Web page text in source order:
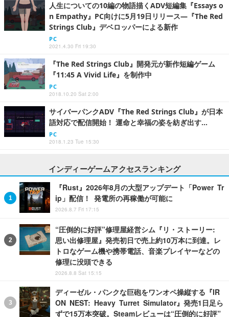
人生についての10編の物語描くADV短編集『Essays o
n Empathy』PC向けに5月19日リリース―『The Red
Strings Club』デベロッパーによる新作
PC
2021.4.30 Fri 19:30
『The Red Strings Club』開発元が新作短編ゲーム
『11:45 A Vivid Life』を制作中
PC
2018.10.20 Sat 2:00
サイバーパンクADV『The Red Strings Club』が日本
語対応で配信開始！ 運命と幸福の姿を紡ぎ出す…
PC
2018.1.23 Tue 15:30
インディーゲームアクセスランキング
『Rust』2026年8月の大型アップデート「Power Tr
ip」配信！ 発電所の再稼働が可能に
2026.8.7 Fri 17:15
“圧倒的に好評”修理屋経営シム『リ・ストーリー:
思い出修理屋』発売初日で売上約10万本に到達。レ
トロなゲーム機や携帯電話、音楽プレイヤーなどの
修理に没頭できる
2026.8.8 Sat 15:15
ディーゼル・パンクな巨砲をワンオペ操縦する『IR
ON NEST: Heavy Turret Simulator』発売1日足ら
ずで15万本突破。Steamレビューは“圧倒的に好評”